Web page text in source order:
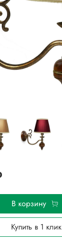
В корзину
Купить в 1 клик